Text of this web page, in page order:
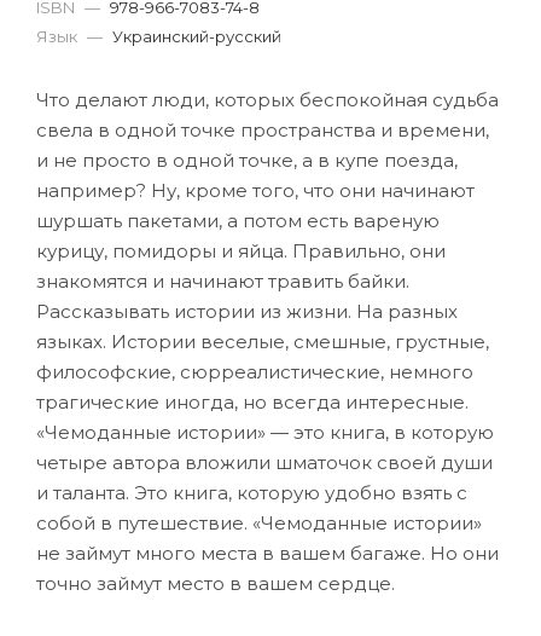
ISBN — 978-966-7083-74-8
Язык — Украинский-русский
Что делают люди, которых беспокойная судьба
свела в одной точке пространства и времени,
и не просто в одной точке, а в купе поезда,
например? Ну, кроме того, что они начинают
шуршать пакетами, а потом есть вареную
курицу, помидоры и яйца. Правильно, они
знакомятся и начинают травить байки.
Рассказывать истории из жизни. На разных
языках. Истории веселые, смешные, грустные,
философские, сюрреалистические, немного
трагические иногда, но всегда интересные.
«Чемоданные истории» — это книга, в которую
четыре автора вложили шматочок своей души
и таланта. Это книга, которую удобно взять с
собой в путешествие. «Чемоданные истории»
не займут много места в вашем багаже. Но они
точно займут место в вашем сердце.